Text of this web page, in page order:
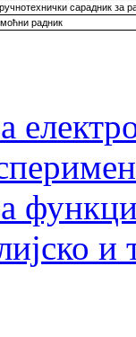
сарадник за
радник